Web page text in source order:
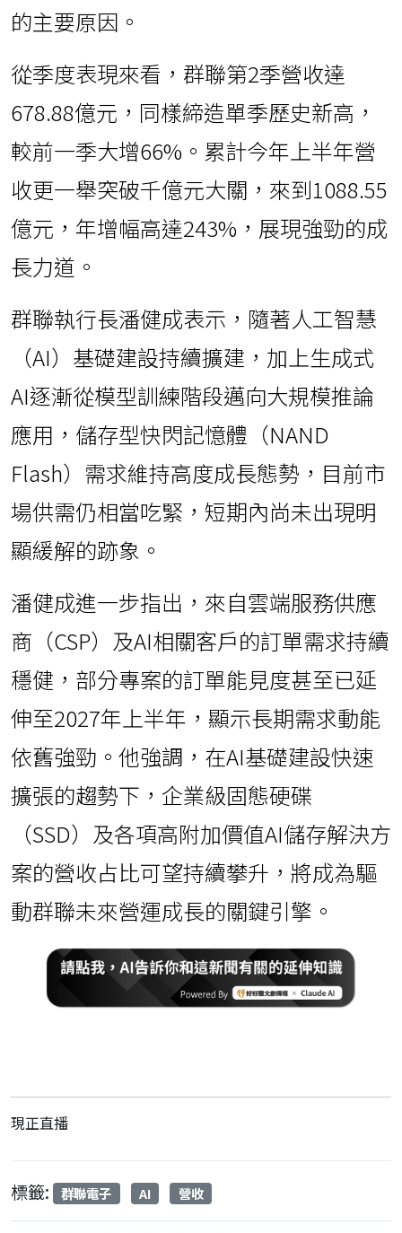
的主要原因。
從季度表現來看，群聯第2季營收達
678.88億元，同樣締造單季歷史新高，
較前一季大增66%。累計今年上半年營
收更一舉突破千億元大關，來到1088.55
億元，年增幅高達243%，展現強勁的成
長力道。
群聯執行長潘健成表示，隨著人工智慧
（AI）基礎建設持續擴建，加上生成式
AI逐漸從模型訓練階段邁向大規模推論
應用，儲存型快閃記憶體（NAND
Flash）需求維持高度成長態勢，目前市
場供需仍相當吃緊，短期內尚未出現明
顯緩解的跡象。
潘健成進一步指出，來自雲端服務供應
商（CSP）及AI相關客戶的訂單需求持續
穩健，部分專案的訂單能見度甚至已延
伸至2027年上半年，顯示長期需求動能
依舊強勁。他強調，在AI基礎建設快速
擴張的趨勢下，企業級固態硬碟
（SSD）及各項高附加價值AI儲存解決方
案的營收占比可望持續攀升，將成為驅
動群聯未來營運成長的關鍵引擎。
現正直播
標籤: 群聯電子 AI 營收